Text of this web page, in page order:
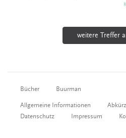
weitere Treffer
Bücher Buurman
Allgemeine Informationen
Datenschutz
Impressum